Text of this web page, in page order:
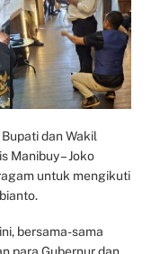
dan Wakil
Manibuy – Joko
untuk mengikuti
bersama-sama